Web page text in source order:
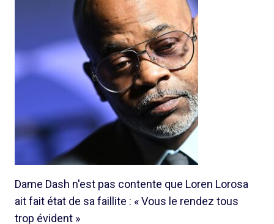
Dame Dash n'est pas contente que Loren Lorosa
ait fait état de sa faillite : « Vous le rendez tous
trop évident »